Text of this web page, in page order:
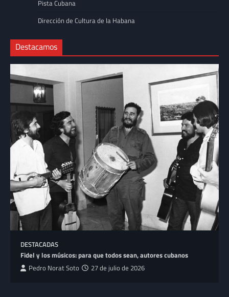
Pista Cubana
Dirección de Cultura de la Habana
Destacamos
DESTACADAS
Fidel y los músicos: para que todos sean, autores cubanos
Pedro Norat Soto 27 de julio de 2026